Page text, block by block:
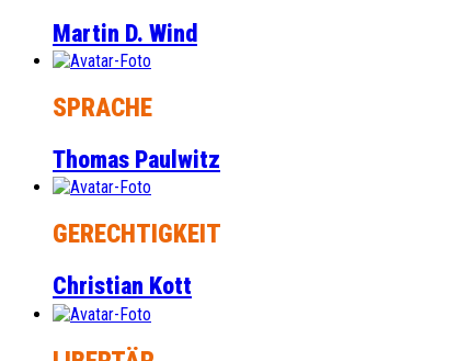
Martin D. Wind
SPRACHE
Thomas Paulwitz
GERECHTIGKEIT
Christian Kott